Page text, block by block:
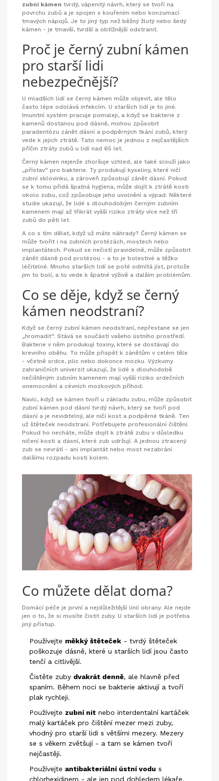
zubní kámen tvrdý, vápenitý návrh, který se tvoří na
povrchu zubů a je spojen s kouřením nebo konzumací
tmavých nápojů. Je to jiný typ než běžný žlutý nebo šedý
kámen - je tmavší, tvrdší a obtížnější odstranit.
Proč je černý zubní kámen
pro starší lidi
nebezpečnější?
U mladších lidí se černý kámen může objevit, ale tělo
často lépe odolává infekcím. U starších lidí je to jiné.
Imunitní systém pracuje pomaleji, a když se bakterie z
kamenů dostanou pod dásně, mohou způsobit
paradentózu zánět dásní a podpěrných tkání zubů, který
vede k jejich ztrátě. Tato nemoc je jednou z nejčastějších
příčin ztráty zubů u lidí nad 65 let.
Černý kámen nejenže zhoršuje vzhled, ale také slouží jako
„přístav“ pro bakterie. Ty produkují kyseliny, které ničí
zubní sklovinku, a zároveň způsobují zánět dásní. Pokud
se k tomu přidá špatná hygiena, může dojít k ztrátě kosti
okolo zubu, což způsobuje jeho uvolnění a výpad. Některé
studie ukazují, že lidé s dlouhodobým černým zubním
kamenem mají až třikrát vyšší riziko ztráty více než tří
zubů do pěti let.
A co s tím dělat, když už máte náhrady? Černý kámen se
může tvořit i na zubních protézách, mostech nebo
implantátech. Pokud se nečistí pravidelně, může způsobit
zánět dásně pod protézou - a to je bolestivé a těžko
léčitelné. Mnoho starších lidí se poté odmítá jíst, protože
jim to bolí, a to vede k špatné výživě a dalším problémům.
Co se děje, když se černý
kámen neodstraní?
Když se černý zubní kámen neodstraní, nepřestane se jen
„hromadit“. Stává se součástí vašeho ústního prostředí.
Bakterie v něm produkují toxiny, které se dostávají do
krevního oběhu. To může přispět k zánětům v celém těle
- včetně srdce, plic nebo dokonce mozku. Výzkumy
zahraničních univerzit ukazují, že lidé s dlouhodobě
nečištěným zubním kamenem mají vyšší riziko srdečních
onemocnění a cévních mozkových příhod.
Navíc, když se kámen tvoří u základu zubu, může způsobit
zubní kámen pod dásní tvrdý návrh, který se tvoří pod
dásní a je neviditelný, ale ničí kost a podpěrné tkáně. Ten
už štěteček neodstraní. Potřebujete profesionální čištění.
Pokud ho necháte, může dojít k ztrátě zubu v důsledku
ničení kosti a dásní, které zub udržují. A jednou ztracený
zub se nevrátí - ani implantát nebo most nezabrání
dalšímu rozpadu kosti kolem.
Co můžete dělat doma?
Domácí péče je první a nejdůležitější linií obrany. Ale nejde
jen o to, že si musíte čistit zuby. U starších lidí je potřeba
jiný přístup.
Používejte měkký štěteček - tvrdý štěteček
poškozuje dásně, které u starších lidí jsou často
tenčí a citlivější.
Čistěte zuby dvakrát denně, ale hlavně před
spaním. Během noci se bakterie aktivují a tvoří
plak rychleji.
Používejte zubní nit nebo interdentalní kartáček
malý kartáček pro čištění mezer mezi zuby,
vhodný pro starší lidi s většími mezery. Mezery
se s věkem zvětšují - a tam se kámen tvoří
nejčastěji.
Používejte antibakteriální ústní vodu s
chlorhexidinem - ale jen pod dohledem lékaře.